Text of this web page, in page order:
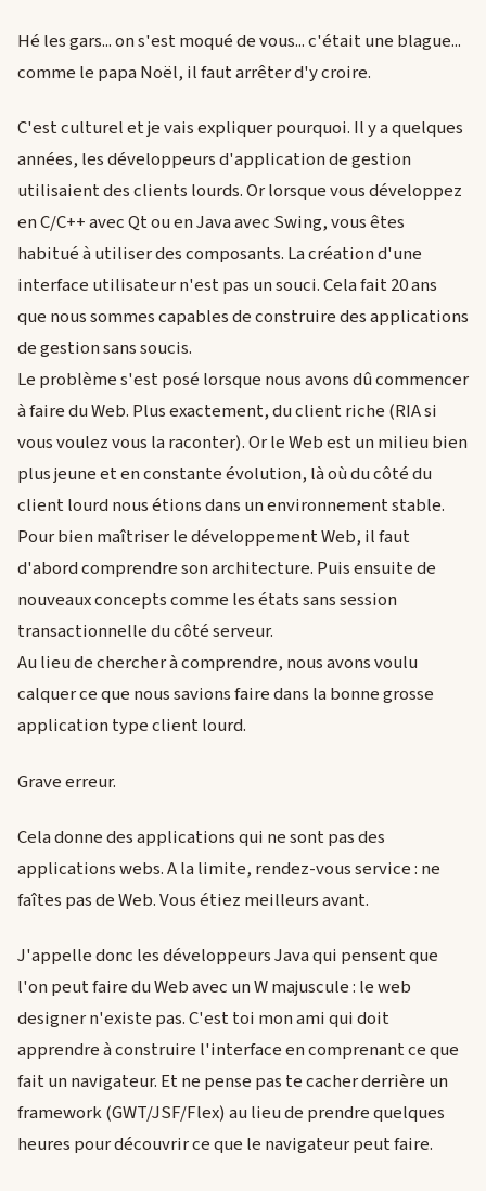
Hé les gars... on s'est moqué de vous... c'était une blague...
comme le papa Noël, il faut arrêter d'y croire.
C'est culturel et je vais expliquer pourquoi. Il y a quelques
années, les développeurs d'application de gestion
utilisaient des clients lourds. Or lorsque vous développez
en C/C++ avec Qt ou en Java avec Swing, vous êtes
habitué à utiliser des composants. La création d'une
interface utilisateur n'est pas un souci. Cela fait 20 ans
que nous sommes capables de construire des applications
de gestion sans soucis.
Le problème s'est posé lorsque nous avons dû commencer
à faire du Web. Plus exactement, du client riche (RIA si
vous voulez vous la raconter). Or le Web est un milieu bien
plus jeune et en constante évolution, là où du côté du
client lourd nous étions dans un environnement stable.
Pour bien maîtriser le développement Web, il faut
d'abord comprendre son architecture. Puis ensuite de
nouveaux concepts comme les états sans session
transactionnelle du côté serveur.
Au lieu de chercher à comprendre, nous avons voulu
calquer ce que nous savions faire dans la bonne grosse
application type client lourd.
Grave erreur.
Cela donne des applications qui ne sont pas des
applications webs. A la limite, rendez-vous service : ne
faîtes pas de Web. Vous étiez meilleurs avant.
J'appelle donc les développeurs Java qui pensent que
l'on peut faire du Web avec un W majuscule : le web
designer n'existe pas. C'est toi mon ami qui doit
apprendre à construire l'interface en comprenant ce que
fait un navigateur. Et ne pense pas te cacher derrière un
framework (GWT/JSF/Flex) au lieu de prendre quelques
heures pour découvrir ce que le navigateur peut faire.